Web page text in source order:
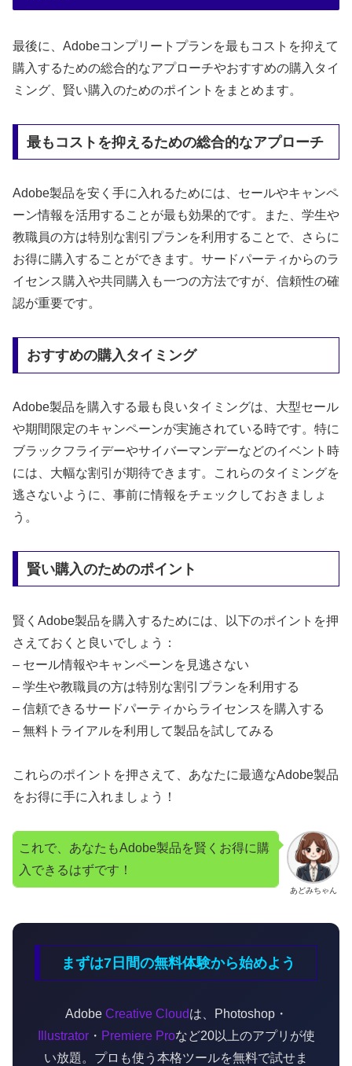
最後に、Adobeコンプリートプランを最もコストを抑えて
購入するための総合的なアプローチやおすすめの購入タイ
ミング、賢い購入のためのポイントをまとめます。
最もコストを抑えるための総合的なアプローチ
Adobe製品を安く手に入れるためには、セールやキャンペ
ーン情報を活用することが最も効果的です。また、学生や
教職員の方は特別な割引プランを利用することで、さらに
お得に購入することができます。サードパーティからのラ
イセンス購入や共同購入も一つの方法ですが、信頼性の確
認が重要です。
おすすめの購入タイミング
Adobe製品を購入する最も良いタイミングは、大型セール
や期間限定のキャンペーンが実施されている時です。特に
ブラックフライデーやサイバーマンデーなどのイベント時
には、大幅な割引が期待できます。これらのタイミングを
逃さないように、事前に情報をチェックしておきましょ
う。
賢い購入のためのポイント
賢くAdobe製品を購入するためには、以下のポイントを押
さえておくと良いでしょう：
– セール情報やキャンペーンを見逃さない
– 学生や教職員の方は特別な割引プランを利用する
– 信頼できるサードパーティからライセンスを購入する
– 無料トライアルを利用して製品を試してみる
これらのポイントを押さえて、あなたに最適なAdobe製品
をお得に手に入れましょう！
あどみちゃん
これで、あなたもAdobe製品を賢くお得に購
入できるはずです！
まずは7日間の無料体験から始めよう
Adobe Creative Cloudは、Photoshop・
Illustrator・ Premiere Proなど20以上のアプリが使
い放題。プロも使う本格ツールを無料で試せま